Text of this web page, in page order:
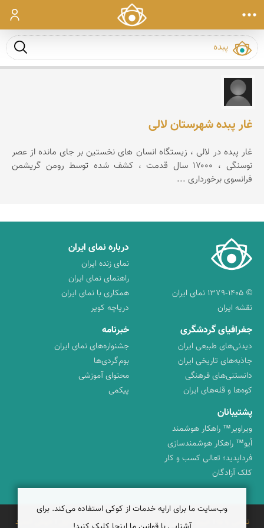
ورود
جست و
غار پبده شهرستان لالی
غار پبده در لالی ، زیستگاه انسان های نخستین بر جای مانده از عصر
نوسنگی ، ۱۷۰۰۰ سال قدمت ، کشف شده توسط رومن گریشمن
فرانسوی برخورداری ...
© ۱۳۷۹-۱۴۰۵ نمای ایران
نقشه ایران
درباره نمای ایران
نمای زنده ایران
راهنمای نمای ایران
همکاری با نمای ایران
دریاچه کویر
جغرافیای گردشگری
دیدنی‌های طبیعی ایران
جاذبه‌های تاریخی ایران
دانستنی‌های فرهنگی
کوه‌ها و قله‌های ایران
خبرنامه
جشنواره‌های نمای ایران
بوم‌گردی‌ها
محتوای آموزشی
پیکمی
پشتیبانان
ویراویر™ راهکار هوشمند
اُیو™ راهکار هوشمندسازی
فرداپدید؛ تعالی کسب و کار
کلک آزادگان
تماس با ما حریم شخصی شرایط خدمات | پرسش‌های متداول خوش آمدید
وب‌سایت ما برای ارایه خدمات از کوکی استفاده می‌کند. برای